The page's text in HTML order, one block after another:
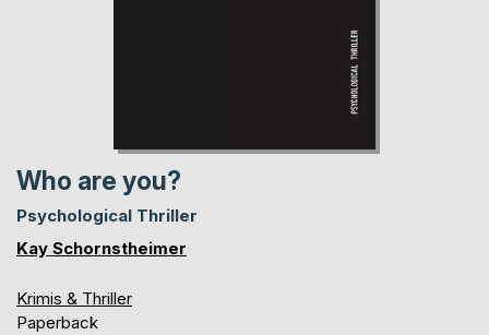
Who are you?
Psychological Thriller
Kay Schornstheimer
Krimis & Thriller
Paperback